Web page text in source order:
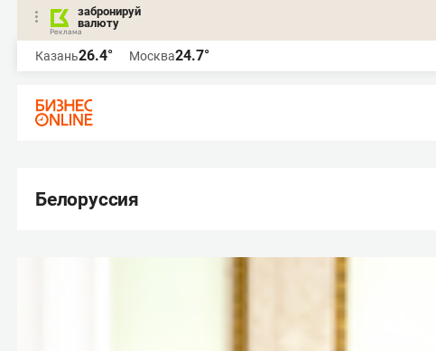
забронируй
валюту
Казань26.4° Москва24.7°
Белоруссия